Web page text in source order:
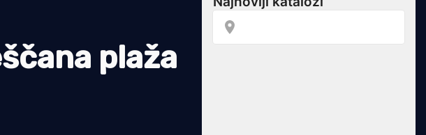
plaža